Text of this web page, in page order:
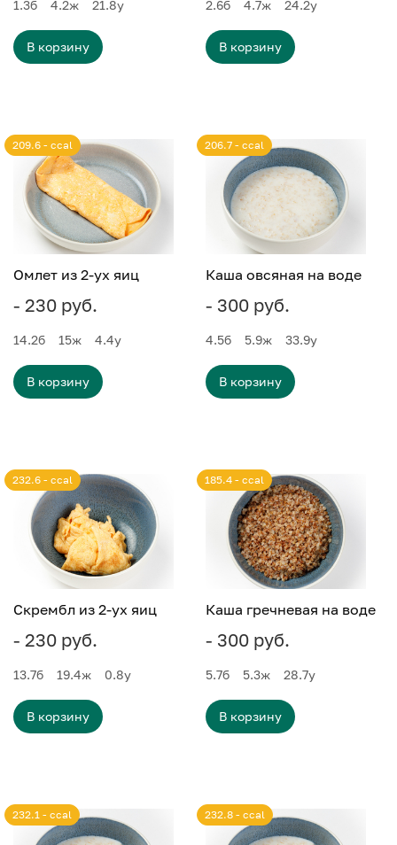
1.3б 4.2ж 21.8у
В корзину
2.6б 4.7ж 24.2у
В корзину
Омлет из 2-ух яиц
- 230 руб.
209.6 - ccal
14.2б 15ж 4.4у
В корзину
Каша овсяная на воде
- 300 руб.
206.7 - ccal
4.5б 5.9ж 33.9у
В корзину
Скрембл из 2-ух яиц
- 230 руб.
232.6 - ccal
13.7б 19.4ж 0.8у
В корзину
Каша гречневая на воде
- 300 руб.
185.4 - ccal
5.7б 5.3ж 28.7у
В корзину
232.1 - ccal 232.8 - ccal